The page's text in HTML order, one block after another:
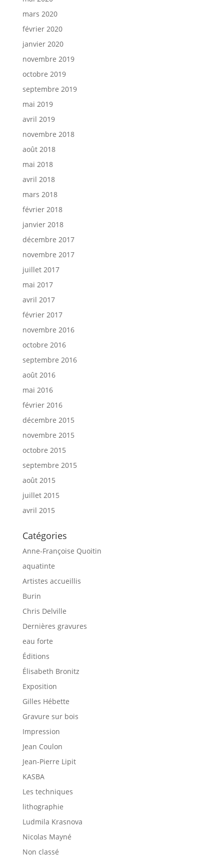
mars 2020
février 2020
janvier 2020
novembre 2019
octobre 2019
septembre 2019
mai 2019
avril 2019
novembre 2018
août 2018
mai 2018
avril 2018
mars 2018
février 2018
janvier 2018
décembre 2017
novembre 2017
juillet 2017
mai 2017
avril 2017
février 2017
novembre 2016
octobre 2016
septembre 2016
août 2016
mai 2016
février 2016
décembre 2015
novembre 2015
octobre 2015
septembre 2015
août 2015
juillet 2015
avril 2015
Catégories
Anne-Françoise Quoitin
aquatinte
Artistes accueillis
Burin
Chris Delville
Dernières gravures
eau forte
Éditions
Élisabeth Bronitz
Exposition
Gilles Hébette
Gravure sur bois
Impression
Jean Coulon
Jean-Pierre Lipit
KASBA
Les techniques
lithographie
Ludmila Krasnova
Nicolas Mayné
Non classé